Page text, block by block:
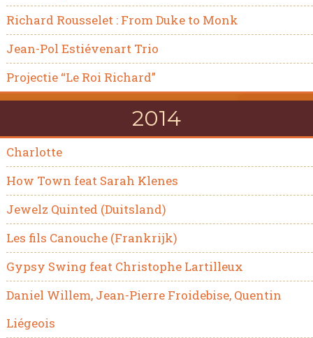
Richard Rousselet : From Duke to Monk
Jean-Pol Estiévenart Trio
Projectie “Le Roi Richard”
2014
Charlotte
How Town feat Sarah Klenes
Jewelz Quinted (Duitsland)
Les fils Canouche (Frankrijk)
Gypsy Swing feat Christophe Lartilleux
Daniel Willem, Jean-Pierre Froidebise, Quentin
Liégeois